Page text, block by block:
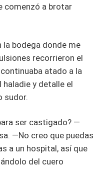
comenzó a brotar
bodega donde me
recorrieron el
atado a la
y detalle el
sudor.
ser castigado? —
—No creo que puedas
a un hospital, así que
del cuero